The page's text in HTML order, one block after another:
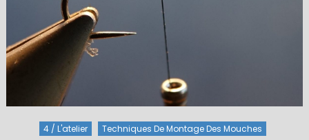
4 / L'atelier Techniques De Montage Des Mouches